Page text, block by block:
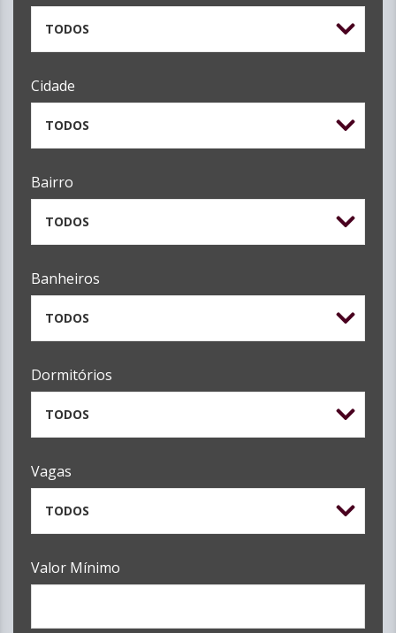
TODOS
Cidade
TODOS
Bairro
TODOS
Banheiros
TODOS
Dormitórios
TODOS
Vagas
TODOS
Valor Mínimo